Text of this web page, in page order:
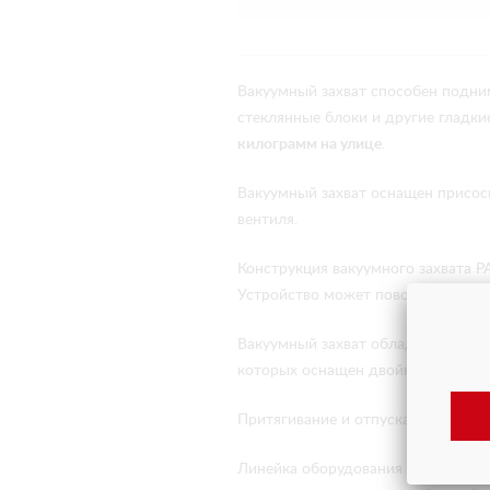
Вакуумный захват способен
стеклянные блоки и другие
килограмм на улице
Вакуумный захват оснащен
вентиля.
Конструкция вакуумного захвата
Устройство может поворачивать
Вакуумный захват обладает
которых оснащен двойной
Притягивание и отпускание
Линейка оборудования АРЛИФТ